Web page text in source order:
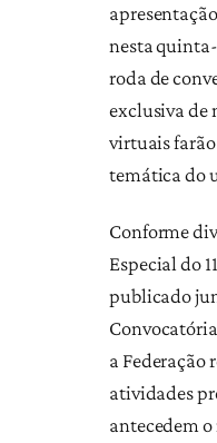
nesta
roda de
exclusiva de
virtuais
temática do
Conforme
Especial do
publicado
a Federação
atividades
antecedem